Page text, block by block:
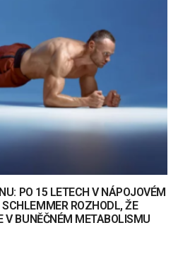
PO 15 LETECH V NÁPOJOVÉM
ROZHODL, ŽE
V BUNĚČNÉM METABOLISMU